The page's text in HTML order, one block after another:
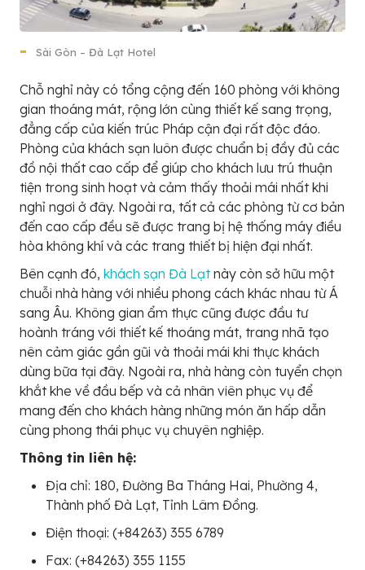
Sài Gòn – Đà Lạt Hotel
Chỗ nghỉ này có tổng cộng đến 160 phòng với không
gian thoáng mát, rộng lớn cùng thiết kế sang trọng,
đẳng cấp của kiến trúc Pháp cận đại rất độc đáo.
Phòng của khách sạn luôn được chuẩn bị đầy đủ các
đồ nội thất cao cấp để giúp cho khách lưu trú thuận
tiện trong sinh hoạt và cảm thấy thoải mái nhất khi
nghỉ ngơi ở đây. Ngoài ra, tất cả các phòng từ cơ bản
đến cao cấp đều sẽ được trang bị hệ thống máy điều
hòa không khí và các trang thiết bị hiện đại nhất.
Bên cạnh đó, khách sạn Đà Lạtnày còn sở hữu một
chuỗi nhà hàng với nhiều phong cách khác nhau từ Á
sang Âu. Không gian ẩm thực cũng được đầu tư
hoành tráng với thiết kế thoáng mát, trang nhã tạo
nên cảm giác gần gũi và thoải mái khi thực khách
dùng bữa tại đây. Ngoài ra, nhà hàng còn tuyển chọn
khắt khe về đầu bếp và cả nhân viên phục vụ để
mang đến cho khách hàng những món ăn hấp dẫn
cùng phong thái phục vụ chuyên nghiệp.
Thông tin liên hệ:
Địa chỉ: 180, Đường Ba Tháng Hai, Phường 4,
Thành phố Đà Lạt, Tỉnh Lâm Đồng.
Điện thoại: (+84263) 355 6789
Fax: (+84263) 355 1155